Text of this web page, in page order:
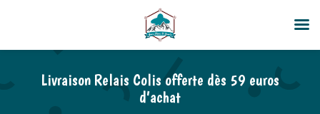
Livraison Relais Colis offerte dès 59 euros
d’achat